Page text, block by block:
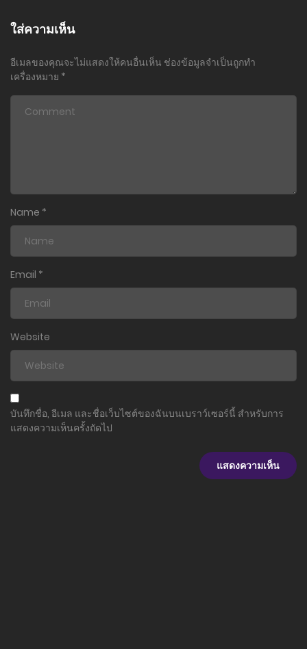
ใส่ความเห็น
อีเมลของคุณจะไม่แสดงให้คนอื่นเห็น ช่องข้อมูลจำเป็นถูกทำ
เครื่องหมาย *
Name *
Email *
Website
บันทึกชื่อ, อีเมล และชื่อเว็บไซต์ของฉันบนเบราว์เซอร์นี้ สำหรับการ
แสดงความเห็นครั้งถัดไป